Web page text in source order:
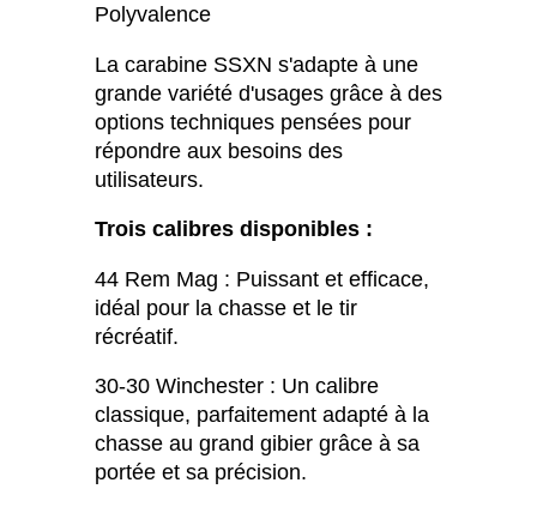
Polyvalence
La carabine SSXN s'adapte à une
grande variété d'usages grâce à des
options techniques pensées pour
répondre aux besoins des
utilisateurs.
Trois calibres disponibles :
44 Rem Mag : Puissant et efficace,
idéal pour la chasse et le tir
récréatif.
30-30 Winchester : Un calibre
classique, parfaitement adapté à la
chasse au grand gibier grâce à sa
portée et sa précision.